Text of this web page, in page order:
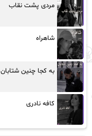
مردی پشت نقاب
شاهراه
به کجا چنین شتابان
کافه نادری